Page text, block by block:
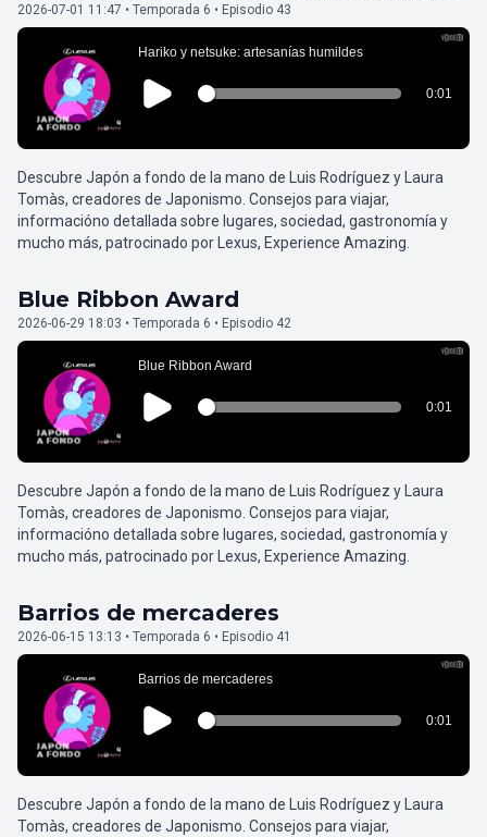
2026-07-01 11:47 • Temporada 6 • Episodio 43
Descubre Japón a fondo de la mano de Luis Rodríguez y Laura
Tomàs, creadores de Japonismo. Consejos para viajar,
informacióno detallada sobre lugares, sociedad, gastronomía y
mucho más, patrocinado por Lexus, Experience Amazing.
Blue Ribbon Award
2026-06-29 18:03 • Temporada 6 • Episodio 42
Descubre Japón a fondo de la mano de Luis Rodríguez y Laura
Tomàs, creadores de Japonismo. Consejos para viajar,
informacióno detallada sobre lugares, sociedad, gastronomía y
mucho más, patrocinado por Lexus, Experience Amazing.
Barrios de mercaderes
2026-06-15 13:13 • Temporada 6 • Episodio 41
Descubre Japón a fondo de la mano de Luis Rodríguez y Laura
Tomàs, creadores de Japonismo. Consejos para viajar,